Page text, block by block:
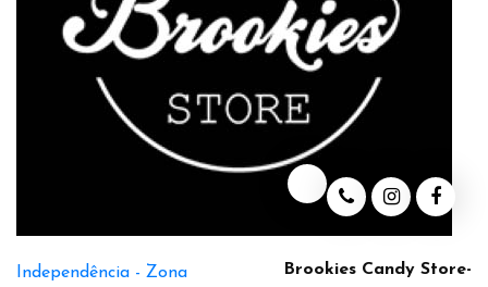
Brookies Candy Store-
Independência - Zona